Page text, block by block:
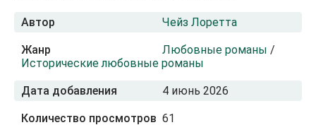
Автор Чейз Лоретта
Жанр Любовные романы /
Исторические любовные романы
Дата добавления 4 июнь 2026
Количество просмотров 61